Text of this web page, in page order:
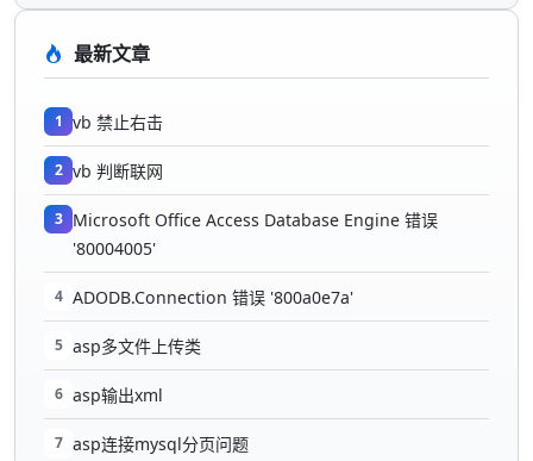
最新文章
1 vb 禁止右击
2 vb 判断联网
3 Microsoft Office Access Database Engine 错误
'80004005'
4 ADODB.Connection 错误 '800a0e7a'
5 asp多文件上传类
6 asp输出xml
7 asp连接mysql分页问题